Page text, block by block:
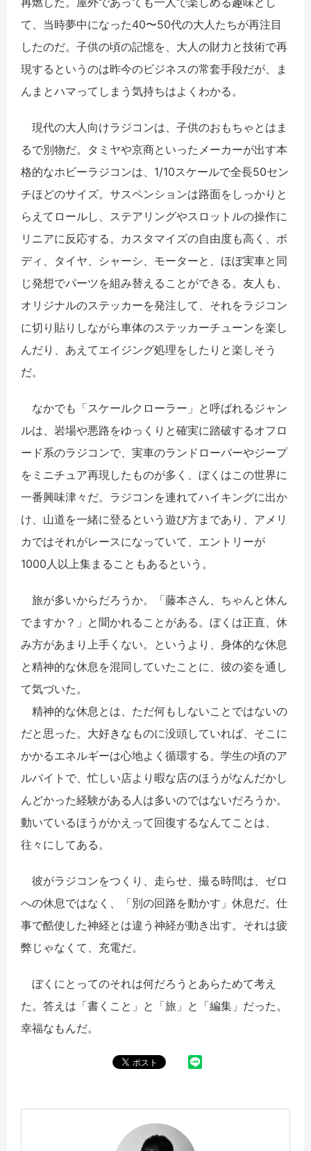
て、当時夢中になった40〜50代の大人たちが再注目
したのだ。子供の頃の記憶を、大人の財力と技術で再
現するというのは昨今のビジネスの常套手段だが、ま
んまとハマってしまう気持ちはよくわかる。
現代の大人向けラジコンは、子供のおもちゃとはま
るで別物だ。タミヤや京商といったメーカーが出す本
格的なホビーラジコンは、1/10スケールで全長50セン
チほどのサイズ。サスペンションは路面をしっかりと
らえてロールし、ステアリングやスロットルの操作に
リニアに反応する。カスタマイズの自由度も高く、ボ
ディ、タイヤ、シャーシ、モーターと、ほぼ実車と同
じ発想でパーツを組み替えることができる。友人も、
オリジナルのステッカーを発注して、それをラジコン
に切り貼りしながら車体のステッカーチューンを楽し
んだり、あえてエイジング処理をしたりと楽しそう
だ。
なかでも「スケールクローラー」と呼ばれるジャン
ルは、岩場や悪路をゆっくりと確実に踏破するオフロ
ード系のラジコンで、実車のランドローバーやジープ
をミニチュア再現したものが多く、ぼくはこの世界に
一番興味津々だ。ラジコンを連れてハイキングに出か
け、山道を一緒に登るという遊び方まであり、アメリ
カではそれがレースになっていて、エントリーが
1000人以上集まることもあるという。
旅が多いからだろうか。「藤本さん、ちゃんと休ん
でますか？」と聞かれることがある。ぼくは正直、休
み方があまり上手くない。というより、身体的な休息
と精神的な休息を混同していたことに、彼の姿を通し
て気づいた。
精神的な休息とは、ただ何もしないことではないの
だと思った。大好きなものに没頭していれば、そこに
かかるエネルギーは心地よく循環する。学生の頃のア
ルバイトで、忙しい店より暇な店のほうがなんだかし
んどかった経験がある人は多いのではないだろうか。
動いているほうがかえって回復するなんてことは、
往々にしてある。
彼がラジコンをつくり、走らせ、撮る時間は、ゼロ
への休息ではなく、「別の回路を動かす」休息だ。仕
事で酷使した神経とは違う神経が動き出す。それは疲
弊じゃなくて、充電だ。
ぼくにとってのそれは何だろうとあらためて考え
た。答えは「書くこと」と「旅」と「編集」だった。
幸福なもんだ。